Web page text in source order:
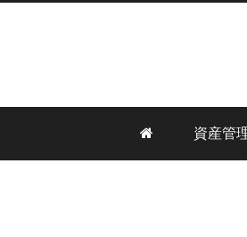
資産管